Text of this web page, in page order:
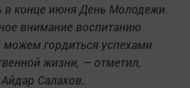
в конце июня День Молодежи.
внимание воспитанию
гордиться успехами
жизни, — отметил,
Салахов.